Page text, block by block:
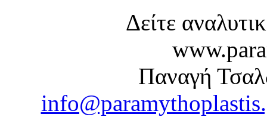
Δείτε
Παναγή